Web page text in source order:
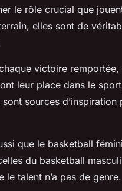
le rôle crucial que
elles sont de
victoire
leur place dans le
sources
que le basketball
du basketball
le talent n’a pas de genre.